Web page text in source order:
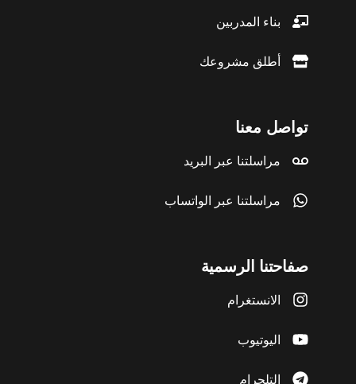
بناء المدربين
أطلق مشروعك
تواصل معنا
مراسلتنا عبر البريد
مراسلتنا عبر الواتساب
صفاحتنا الرسمية
الانستغرام
اليوتيوب
التلجرام